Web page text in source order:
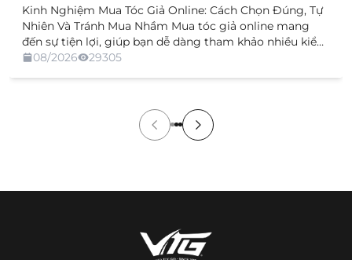
Kinh Nghiệm Mua Tóc Giả Online: Cách Chọn Đúng, Tự
Nhiên Và Tránh Mua Nhầm Mua tóc giả online mang
đến sự tiện lợi, giúp bạn dễ dàng tham khảo nhiều kiểu
dáng, chất liệu và mức giá mà không cần trực tiếp đến
08/2026 29305